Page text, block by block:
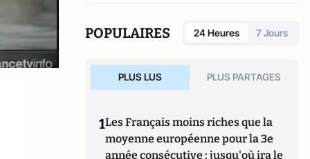
POPULAIRES 24 Heures 7 Jours
PLUS LUS PLUS PARTAGES
1Les Français moins riches que la
moyenne européenne pour la 3e
année consécutive : jusqu'où ira le